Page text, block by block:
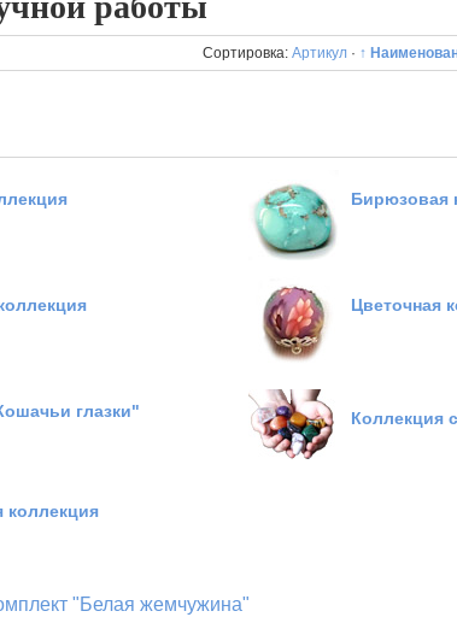
Сортировка: Артикул · ↑
Бирюзовая
Цветочная
глазки" Коллекция
коллекция
"Белая жемчужина"